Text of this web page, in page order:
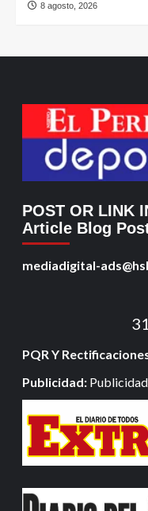
8 agosto, 2026
POST OR LINK
Article Blog
mediadigital-
PQR Y
Publicidad: